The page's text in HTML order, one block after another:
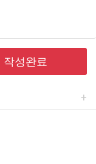
작성완료